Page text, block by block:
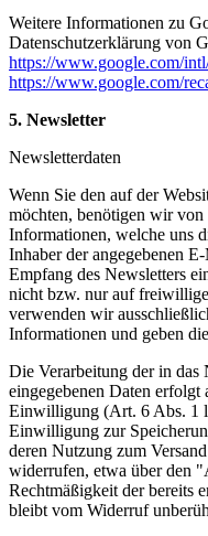
Weitere Informationen zu
Datenschutzerklärung von
https://www.google.com/
https://www.google.com/
5. Newsletter
Newsletterdaten
Wenn Sie den auf der
möchten, benötigen wir
Informationen, welche uns
Inhaber der angegebenen
Empfang des Newsletters
nicht bzw. nur auf
verwenden wir
Informationen und geben
Die Verarbeitung der in das
eingegebenen Daten
Einwilligung (Art. 6 Abs. 1
Einwilligung zur
deren Nutzung zum
widerrufen, etwa über den
Rechtmäßigkeit der bereits
bleibt vom Widerruf